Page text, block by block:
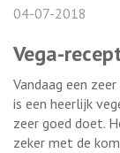
04-07-2018
Vega-
Vandaag een
is een heerlijk
zeer goed doet.
zeker met de